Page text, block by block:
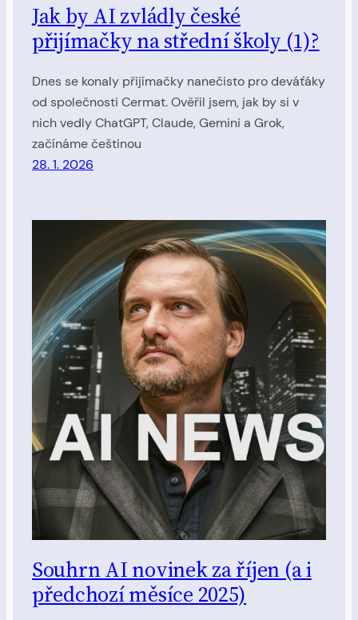
Jak by AI zvládly české
přijímačky na střední školy (1)?
Dnes se konaly přijímačky nanečisto pro deváťáky
od společnosti Cermat. Ověřil jsem, jak by si v
nich vedly ChatGPT, Claude, Gemini a Grok,
začínáme češtinou
28. 1. 2026
Souhrn AI novinek za říjen (a i
předchozí měsíce 2025)